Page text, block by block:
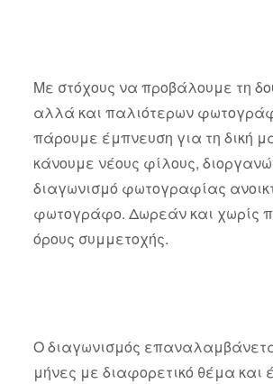
Με στόχους να προβάλουμε τη
αλλά και παλιότερων
πάρουμε έμπνευση για τη δική
κάνουμε νέους φίλους,
διαγωνισμό φωτογραφίας
φωτογράφο. Δωρεάν και χωρίς
όρους συμμετοχής.
Ο διαγωνισμός
μήνες με διαφορετικό θέμα και